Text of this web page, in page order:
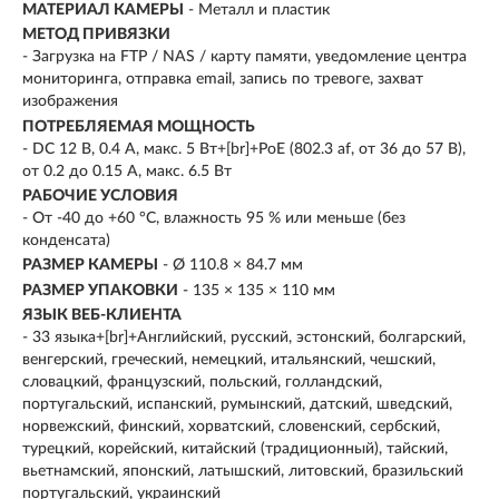
МАТЕРИАЛ КАМЕРЫ
- Металл и пластик
МЕТОД ПРИВЯЗКИ
- Загрузка на FTP / NAS / карту памяти, уведомление центра
мониторинга, отправка email, запись по тревоге, захват
изображения
ПОТРЕБЛЯЕМАЯ МОЩНОСТЬ
- DC 12 В, 0.4 A, макс. 5 Вт+[br]+PoE (802.3 af, от 36 до 57 В),
от 0.2 до 0.15 A, макс. 6.5 Вт
РАБОЧИЕ УСЛОВИЯ
- От -40 до +60 °C, влажность 95 % или меньше (без
конденсата)
РАЗМЕР КАМЕРЫ
- Ø 110.8 × 84.7 мм
РАЗМЕР УПАКОВКИ - 135 × 135 × 110 мм
ЯЗЫК ВЕБ-КЛИЕНТА
- 33 языка+[br]+Английский, русский, эстонский, болгарский,
венгерский, греческий, немецкий, итальянский, чешский,
словацкий, французский, польский, голландский,
португальский, испанский, румынский, датский, шведский,
норвежский, финский, хорватский, словенский, сербский,
турецкий, корейский, китайский (традиционный), тайский,
вьетнамский, японский, латышский, литовский, бразильский
португальский, украинский